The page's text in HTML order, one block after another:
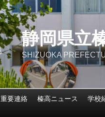
静岡県立
SHIZUOKA
重要連絡 榛高ニュース 学校